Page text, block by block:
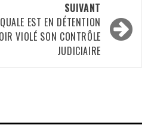
SUIVANT
EST EN DÉTENTION
VIOLÉ SON CONTRÔLE
JUDICIAIRE